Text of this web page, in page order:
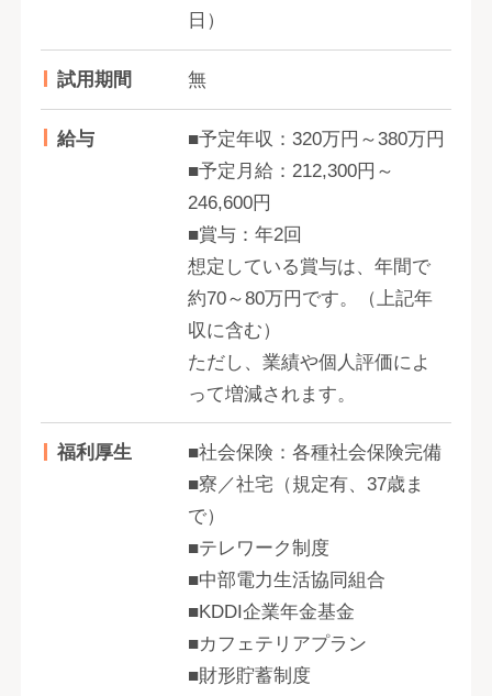
日）
試用期間 無
給与
■予定年収：320万円～380万円
■予定月給：212,300円～
246,600円
■賞与：年2回
想定している賞与は、年間で
約70～80万円です。（上記年
収に含む）
ただし、業績や個人評価によ
って増減されます。
福利厚生
■社会保険：各種社会保険完備
■寮／社宅（規定有、37歳ま
で）
■テレワーク制度
■中部電力生活協同組合
■KDDI企業年金基金
■カフェテリアプラン
■財形貯蓄制度